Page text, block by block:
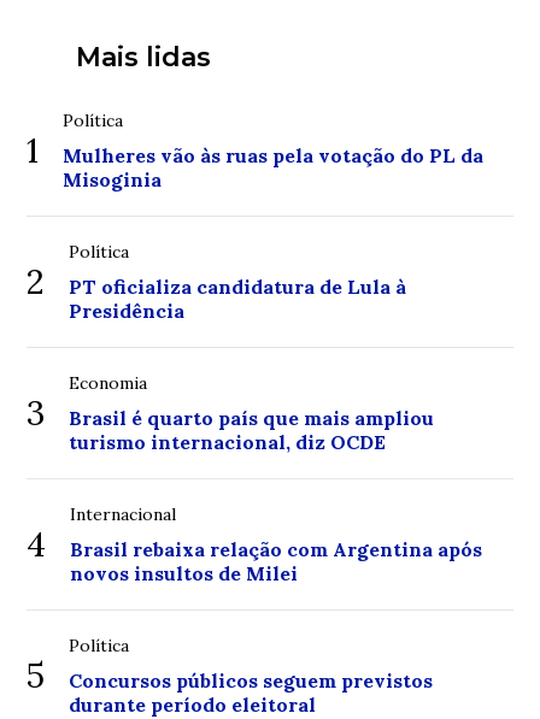
Mais lidas
1
Política
Mulheres vão às ruas pela votação do PL da
Misoginia
2
Política
PT oficializa candidatura de Lula à
Presidência
3
Economia
Brasil é quarto país que mais ampliou
turismo internacional, diz OCDE
4
Internacional
Brasil rebaixa relação com Argentina após
novos insultos de Milei
5
Política
Concursos públicos seguem previstos
durante período eleitoral